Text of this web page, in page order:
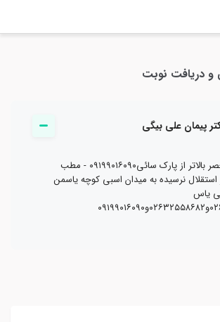
و دریافت نوبت
تهران خ وليعصر بالاتر از پارك سائي٠٩١٩٩٠١٦٠٩٠ - مطب
استقلال نرسيده به ميدان اسبي كوچه ياسمن
ياس